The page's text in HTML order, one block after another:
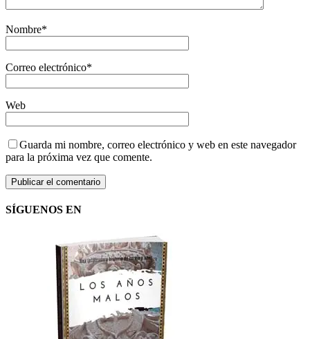
Nombre*
Correo electrónico*
Web
Guarda mi nombre, correo electrónico y web en este navegador
para la próxima vez que comente.
SÍGUENOS EN